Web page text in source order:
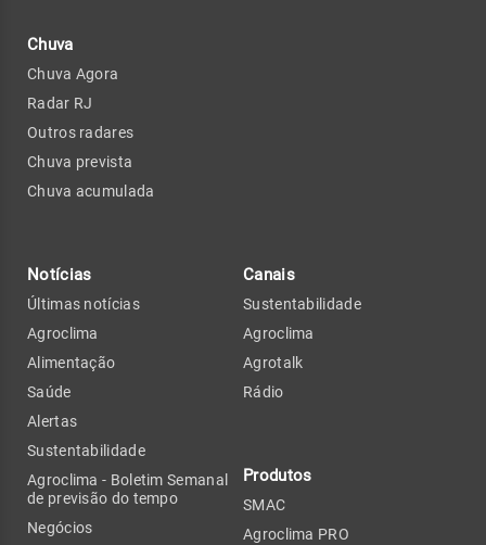
Chuva
Chuva Agora
Radar RJ
Outros radares
Chuva prevista
Chuva acumulada
Notícias
Últimas notícias
Agroclima
Alimentação
Saúde
Alertas
Sustentabilidade
Agroclima - Boletim Semanal
de previsão do tempo
Negócios
Canais
Sustentabilidade
Agroclima
Agrotalk
Rádio
Produtos
SMAC
Agroclima PRO